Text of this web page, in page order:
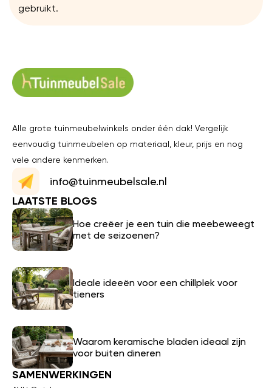
gebruikt.
Alle grote tuinmeubelwinkels onder één dak! Vergelijk
eenvoudig tuinmeubelen op materiaal, kleur, prijs en nog
vele andere kenmerken.
info@tuinmeubelsale.nl
LAATSTE BLOGS
Hoe creëer je een tuin die meebeweegt
met de seizoenen?
Ideale ideeën voor een chillplek voor
tieners
Waarom keramische bladen ideaal zijn
voor buiten dineren
SAMENWERKINGEN